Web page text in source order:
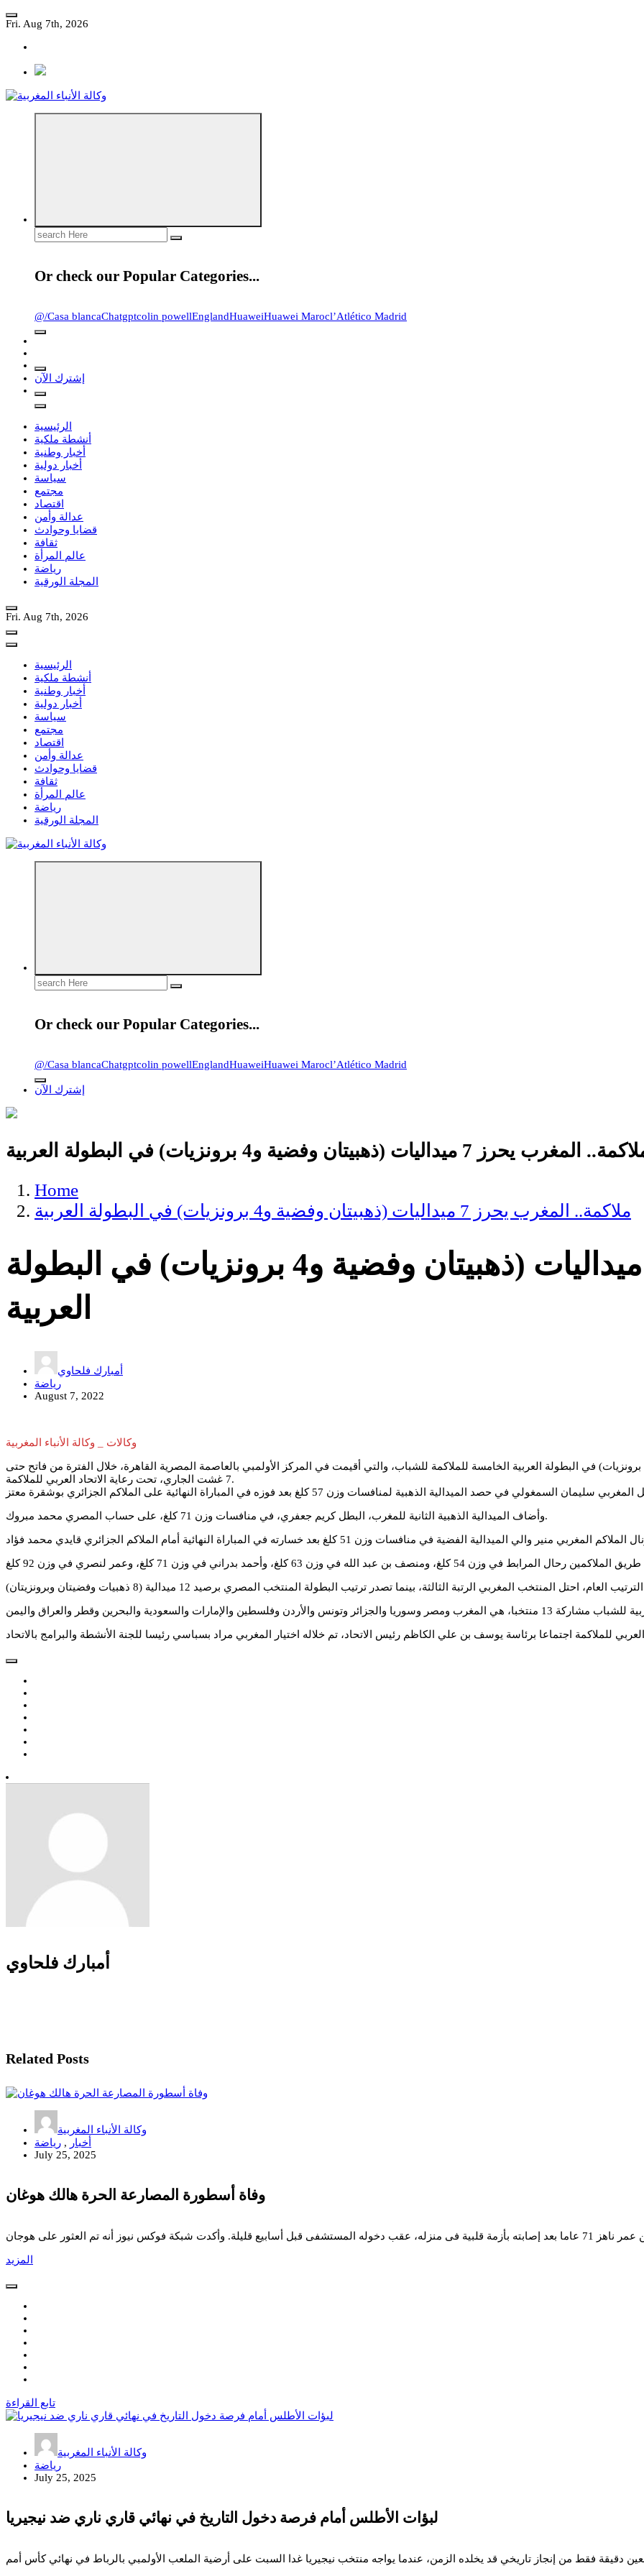
Skip
to
Fri. Aug 7th, 2026
Search
for:
Or check our Popular Categories...
@/Casa blancaChatgptcolin powellEnglandHuaweiHuawei Marocl’Atlético Madrid
إشترك الآن
الرئيسية
أنشطة ملكية
أخبار وطنية
أخبار دولية
سياسة
مجتمع
اقتصاد
عدالة وأمن
قضايا وحوادث
ثقافة
عالم المرأة
رياضة
المجلة الورقية
Fri. Aug 7th, 2026
الرئيسية
أنشطة ملكية
أخبار وطنية
أخبار دولية
سياسة
مجتمع
اقتصاد
عدالة وأمن
قضايا وحوادث
ثقافة
عالم المرأة
رياضة
المجلة الورقية
Search
for:
Or check our Popular Categories...
@/Casa blancaChatgptcolin powellEnglandHuaweiHuawei Marocl’Atlético Madrid
إشترك الآن
المغرب يحرز 7 ميداليات (ذهبيتان وفضية و4 برونزيات) في البطولة العربية
Home
ملاكمة.. المغرب يحرز 7 ميداليات (ذهبيتان وفضية و4 برونزيات) في البطولة العربية
ملاكمة.. المغرب يحرز 7 ميداليات (ذهبيتان وفضية و4 برونزيات) في البطولة
العربية
أمبارك فلحاوي
رياضة
August 7, 2022
وكالات _ وكالة الأنباء المغربية
أحرز المنتخب المغربي للملاكمة للشباب 7 ميداليات (ذهبيتان وفضية و4 برونزيات) في البطولة العربية الخامسة للملاكمة للشباب، والتي أقيمت في المركز الأولمبي بالعاصمة المصرية القاهرة، خلال الفترة من فاتح حتى
7 غشت الجاري، تحت رعاية الاتحاد العربي للملاكمة.
وأضاف الميدالية الذهبية الثانية للمغرب، البطل كريم جعفري، في منافسات وزن 71 كلغ، على حساب المصري محمد مبروك.
أمبارك فلحاوي
Related Posts
وكالة الأنباء المغربية
أخبار , رياضة
July 25, 2025
وفاة أسطورة المصارعة الحرة هالك هوغان
المزيد
تابع القراءة
وكالة الأنباء المغربية
رياضة
July 25, 2025
لبؤات الأطلس أمام فرصة دخول التاريخ في نهائي قاري ناري ضد نيجيريا